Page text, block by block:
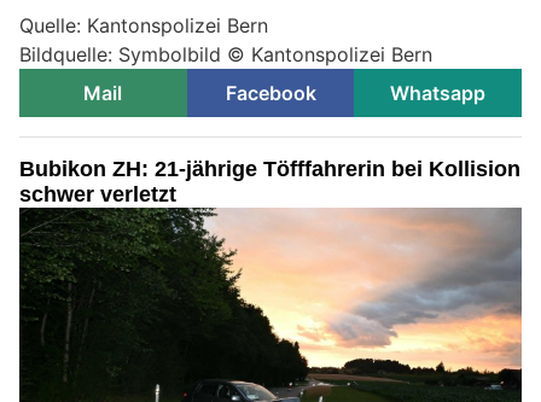
Quelle: Kantonspolizei Bern
Bildquelle: Symbolbild © Kantonspolizei Bern
Mail
Facebook Whatsapp
Bubikon ZH: 21-jährige Töfffahrerin bei Kollision
schwer verletzt